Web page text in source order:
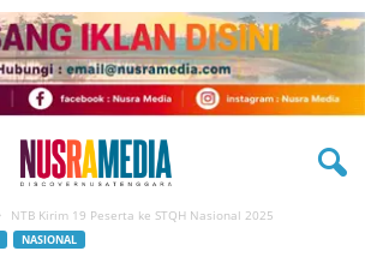
NTB Kirim 19 Peserta ke STQH Nasional 2025
NASIONAL